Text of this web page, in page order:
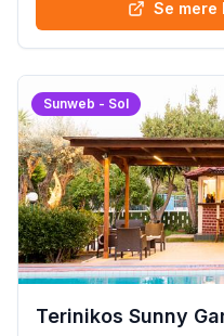
Se mere
Sunweb - Sol
Terinikos Sunny